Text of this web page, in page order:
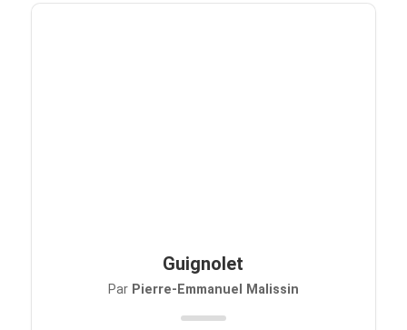
Guignolet
Par Pierre-Emmanuel Malissin